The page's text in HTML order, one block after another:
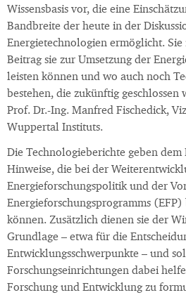
Wissensbasis vor, die eine
Bandbreite der heute in der
Energietechnologien ermöglicht. Sie
Beitrag sie zur Umsetzung der
leisten können und wo auch noch
bestehen, die zukünftig geschlossen
Prof. Dr.-Ing. Manfred Fischedick,
Wuppertal Instituts.
Die Technologieberichte geben
Hinweise, die bei der
Energieforschungspolitik und der
Energieforschungsprogramms
können. Zusätzlich dienen sie der
Grundlage – etwa für die
Entwicklungsschwerpunkte – und
Forschungseinrichtungen dabei
Forschung und Entwicklung zu